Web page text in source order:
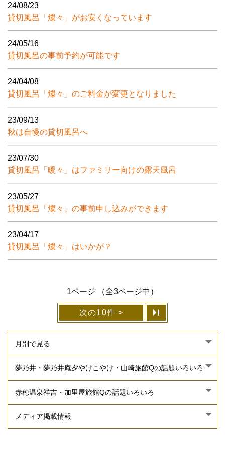
24/08/23
貸切風呂「燦々」がお安くなっています
24/05/16
貸切風呂の事前予約が可能です
24/04/08
貸切風呂「燦々」のご料金が変更となりました
23/09/13
秋は自慢の貸切風呂へ
23/07/30
貸切風呂「暖々」はファミリー向けの露天風呂
23/05/27
貸切風呂「燦々」の事前申し込みができます
23/04/17
貸切風呂「燦々」はいかが？
1ページ （全3ページ中）
次の10件